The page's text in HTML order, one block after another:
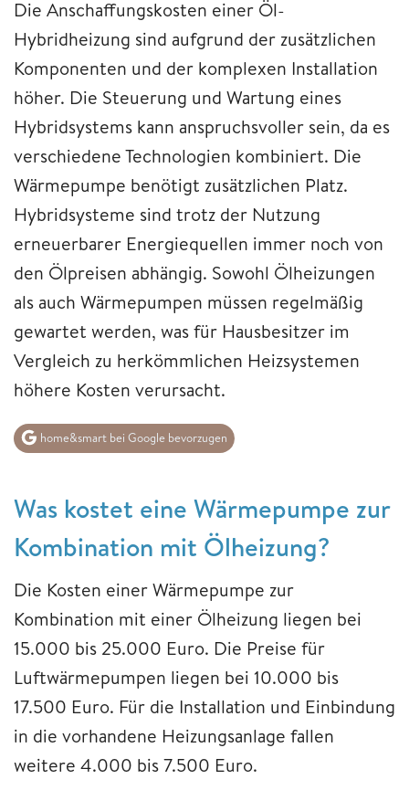
Die Anschaffungskosten einer Öl-
Hybridheizung sind aufgrund der zusätzlichen
Komponenten und der komplexen Installation
höher. Die Steuerung und Wartung eines
Hybridsystems kann anspruchsvoller sein, da es
verschiedene Technologien kombiniert. Die
Wärmepumpe benötigt zusätzlichen Platz.
Hybridsysteme sind trotz der Nutzung
erneuerbarer Energiequellen immer noch von
den Ölpreisen abhängig. Sowohl Ölheizungen
als auch Wärmepumpen müssen regelmäßig
gewartet werden, was für Hausbesitzer im
Vergleich zu herkömmlichen Heizsystemen
höhere Kosten verursacht.
home&smart bei Google bevorzugen
Was kostet eine Wärmepumpe zur
Kombination mit Ölheizung?
Die Kosten einer Wärmepumpe zur
Kombination mit einer Ölheizung liegen bei
15.000 bis 25.000 Euro. Die Preise für
Luftwärmepumpen liegen bei 10.000 bis
17.500 Euro. Für die Installation und Einbindung
in die vorhandene Heizungsanlage fallen
weitere 4.000 bis 7.500 Euro.